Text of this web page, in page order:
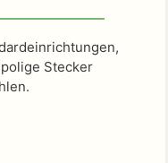
Stecker